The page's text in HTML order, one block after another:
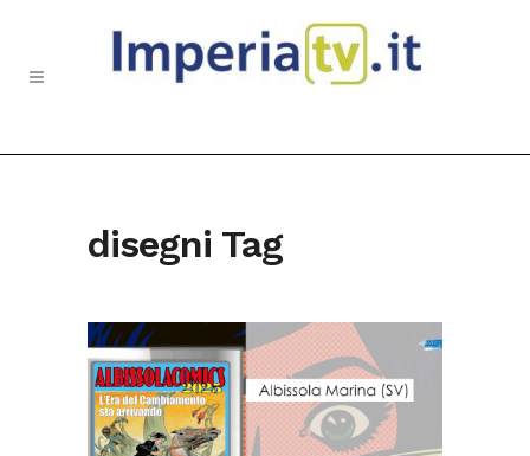
disegni Tag